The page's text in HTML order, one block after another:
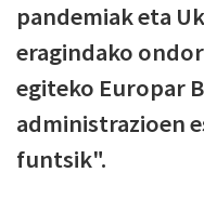
pandemiak eta
eragindako
egiteko Europar
administrazioen
funtsik".